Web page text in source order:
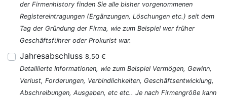
der Firmenhistory finden Sie alle bisher vorgenommenen
Registereintragungen (Ergänzungen, Löschungen etc.) seit dem
Tag der Gründung der Firma, wie zum Beispiel wer früher
Geschäftsführer oder Prokurist war.
Jahresabschluss 8,50 €
Detaillierte Informationen, wie zum Beispiel Vermögen, Gewinn,
Verlust, Forderungen, Verbindlichkeiten, Geschäftsentwicklung,
Abschreibungen, Ausgaben, etc etc.. Je nach Firmengröße kann